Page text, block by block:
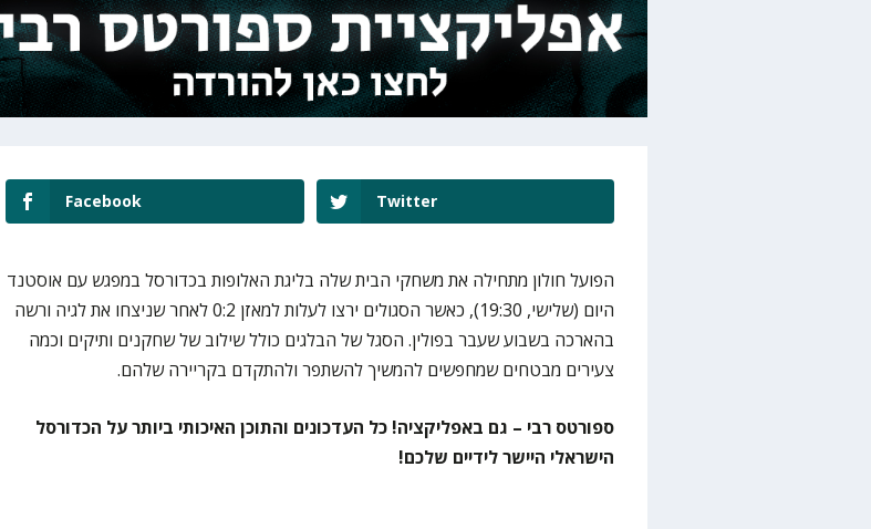
Facebook Twitter
הפועל חולון מתחילה את משחקי הבית שלה בליגת האלופות בכדורסל במפגש עם אוסטנד
היום (שלישי, 19:30), כאשר הסגולים ירצו לעלות למאזן 0:2 לאחר שניצחו את לגיה ורשה
בהארכה בשבוע שעבר בפולין. הסגל של הבלגים כולל שילוב של שחקנים ותיקים וכמה
צעירים מבטחים שמחפשים להמשיך להשתפר ולהתקדם בקריירה שלהם.
ספורטס רבי – גם באפליקציה! כל העדכונים והתוכן האיכותי ביותר על הכדורסל
הישראלי היישר לידיים שלכם!